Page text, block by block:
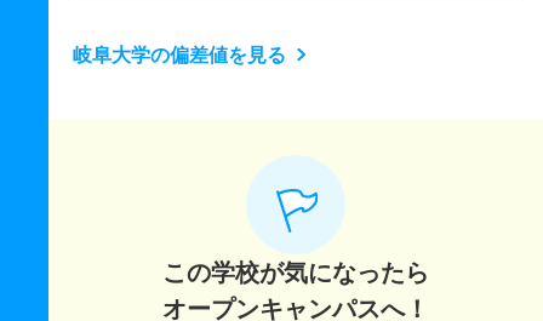
岐阜大学の偏差値を見る
この学校が気になったら
オープンキャンパスへ！